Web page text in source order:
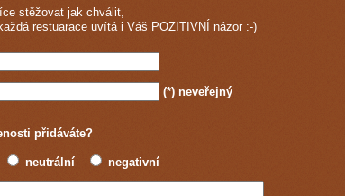
stěžovat jak chválit,
restuarace uvítá i Váš POZITIVNÍ názor :-)
(*) neveřejný
přidáváte?
neutrální negativní